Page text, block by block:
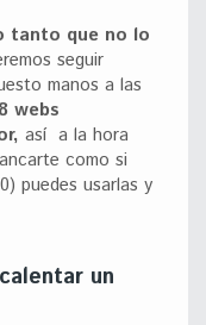
tanto que no lo
seguir
manos a las
webs
así a la hora
como si
puedes usarlas y
un